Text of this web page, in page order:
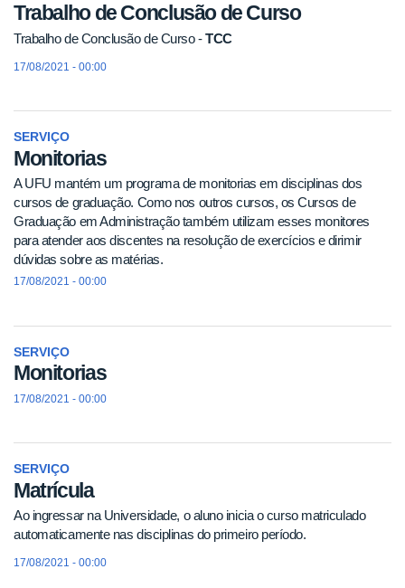
Trabalho de Conclusão de Curso
Trabalho de Conclusão de Curso -TCC
17/08/2021 - 00:00
SERVIÇO
Monitorias
A UFU mantém um programa de monitorias em disciplinas dos
cursos de graduação. Como nos outros cursos, os Cursos de
Graduação em Administração também utilizam esses monitores
para atender aos discentes na resolução de exercícios e dirimir
dúvidas sobre as matérias.
17/08/2021 - 00:00
SERVIÇO
Monitorias
17/08/2021 - 00:00
SERVIÇO
Matrícula
Ao ingressar na Universidade, o aluno inicia o curso matriculado
automaticamente nas disciplinas do primeiro período.
17/08/2021 - 00:00